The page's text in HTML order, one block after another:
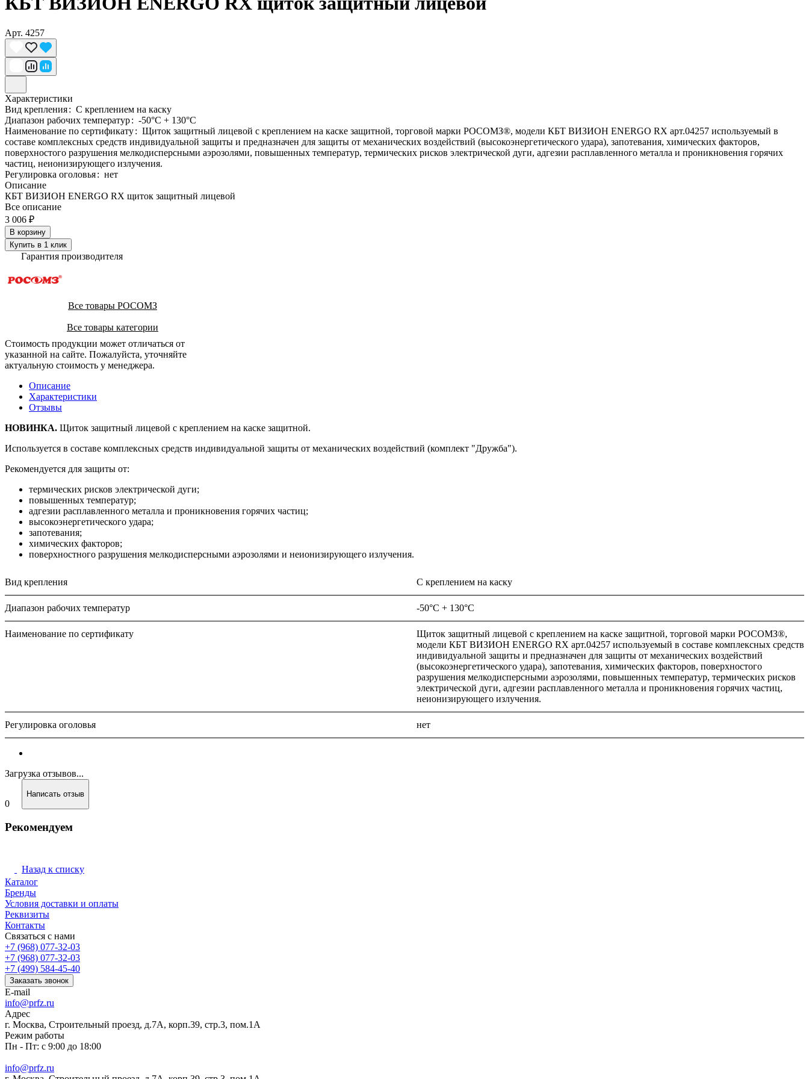
Арт. 4257
Характеристики
Вид крепления: С креплением на каску
Диапазон рабочих температур: -50°C + 130°C
Наименование по сертификату: Щиток защитный лицевой с креплением на каске защитной, торговой марки РОСОМЗ®, модели КБТ ВИЗИОН ENERGO RX арт.04257 используемый в
составе комплексных средств индивидуальной защиты и предназначен для защиты от механических воздействий (высокоэнергетического удара), запотевания, химических факторов,
поверхностого разрушения мелкодисперсными аэрозолями, повышенных температур, термических рисков электрической дуги, адгезии расплавленного металла и проникновения горячих
частиц, неионизирующего излучения.
Регулировка оголовья: нет
Описание
КБТ ВИЗИОН ENERGO RX щиток защитный лицевой
Все описание
3 006 ₽
В корзину
Купить в 1 клик
Гарантия производителя
Все товары РОСОМЗ
Все товары категории
Стоимость продукции может отличаться от
указанной на сайте. Пожалуйста, уточняйте
актуальную стоимость у менеджера.
Описание
Характеристики
Отзывы
НОВИНКА. Щиток защитный лицевой с креплением на каске защитной.
Используется в составе комплексных средств индивидуальной защиты от механических воздействий (комплект "Дружба").
Рекомендуется для защиты от:
термических рисков электрической дуги;
повышенных температур;
адгезии расплавленного металла и проникновения горячих частиц;
высокоэнергетического удара;
запотевания;
химических факторов;
поверхностного разрушения мелкодисперсными аэрозолями и неионизирующего излучения.
Вид крепления С креплением на каску
Диапазон рабочих температур -50°C + 130°C
Наименование по сертификату
Щиток защитный лицевой с креплением на каске защитной, торговой марки РОСОМЗ®,
модели КБТ ВИЗИОН ENERGO RX арт.04257 используемый в составе комплексных средств
индивидуальной защиты и предназначен для защиты от механических воздействий
(высокоэнергетического удара), запотевания, химических факторов, поверхностого
разрушения мелкодисперсными аэрозолями, повышенных температур, термических рисков
электрической дуги, адгезии расплавленного металла и проникновения горячих частиц,
неионизирующего излучения.
Регулировка оголовья нет
Загрузка отзывов...
0
Написать отзыв
Рекомендуем
Назад к списку
Каталог
Бренды
Условия доставки и оплаты
Реквизиты
Контакты
Связаться с нами
+7 (968) 077-32-03
+7 (968) 077-32-03
+7 (499) 584-45-40
Заказать звонок
E-mail
info@prfz.ru
Адрес
г. Москва, Строительный проезд, д.7А, корп.39, стр.3, пом.1А
Режим работы
Пн - Пт: с 9:00 до 18:00
info@prfz.ru